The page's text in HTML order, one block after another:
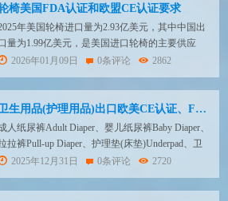
保存语言、某些定义、部分Part 803/806...
椅美国FDA认证和欧盟CE认证要求
年美国轮椅进口量为2.93亿美元，其中中国出
量为1.99亿美元，是美国进口轮椅的主要供应
，占总量的52.9%。 2025年中国轮椅前十大品牌
别为互邦、鱼跃、佛山轮椅、三贵、凯洋、康
、奥托博克、卫美恒、中进和松永。我国轮椅主
的生产基地集中在上海、广东、江浙和天津等地
区，华南、华东地区占据主要市场。 20...
2026年01月09日 0条评论 2862
卫生用品(护理用品)出口欧美CE认证、FDA认证
人纸尿裤Adult Diaper、婴儿纸尿裤Baby Diaper、
拉裤Pull-up Diaper、护理垫(床垫)Underpad、卫
巾Sanitary Napkin、湿巾、尿片、纸巾等等出口
要办理哪些认证呢?成人纸尿裤、卫生巾、护
、拉拉裤等产品出口欧洲、美国均按医疗器械管
2025年12月31日 0条评论 2720